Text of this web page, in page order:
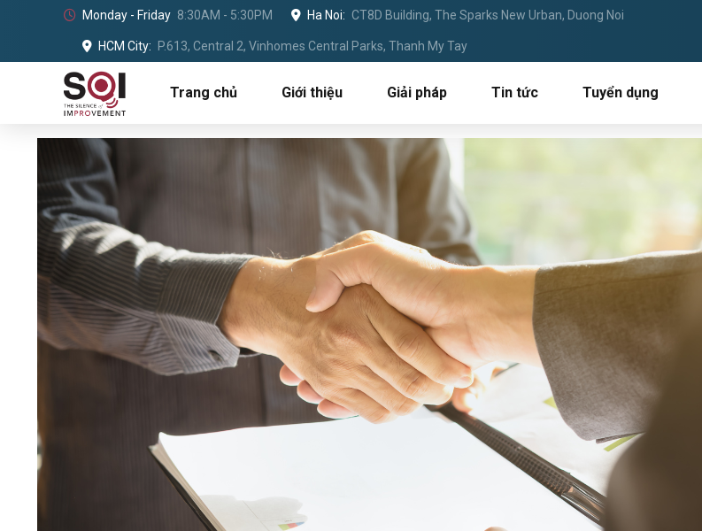
Monday - Friday 8:30AM - 5:30PM Ha Noi: CT8D Building, The Sparks New Urban, Duong Noi
HCM City: P.613, Central 2, Vinhomes Central Parks, Thanh My Tay
Trang chủ Giới thiệu Giải pháp Tin tức Tuyển dụng